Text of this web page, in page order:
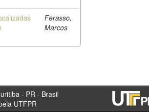
Ferasso,
Marcos
- Curitiba - PR - Brasil
UTFPR